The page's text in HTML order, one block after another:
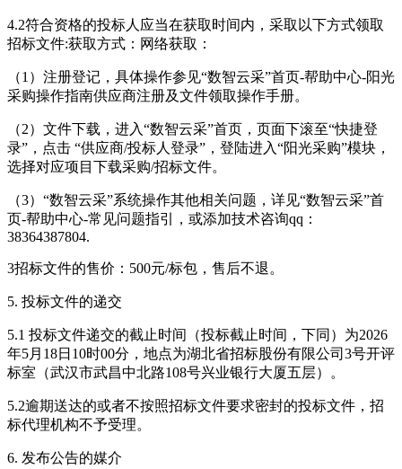
4.2符合资格的投标人应当在获取时间内，采取以下方式领取
招标文件:获取方式：网络获取：
（1）注册登记，具体操作参见“数智云采”首页-帮助中心-阳光
采购操作指南供应商注册及文件领取操作手册。
（2）文件下载，进入“数智云采”首页，页面下滚至“快捷登
录”，点击 “供应商/投标人登录”，登陆进入“阳光采购”模块，
选择对应项目下载采购/招标文件。
（3）“数智云采”系统操作其他相关问题，详见“数智云采”首
页-帮助中心-常见问题指引，或添加技术咨询qq：
38364387804.
3招标文件的售价：500元/标包，售后不退。
5. 投标文件的递交
5.1 投标文件递交的截止时间（投标截止时间，下同）为2026
年5月18日10时00分，地点为湖北省招标股份有限公司3号开评
标室（武汉市武昌中北路108号兴业银行大厦五层）。
5.2逾期送达的或者不按照招标文件要求密封的投标文件，招
标代理机构不予受理。
6. 发布公告的媒介